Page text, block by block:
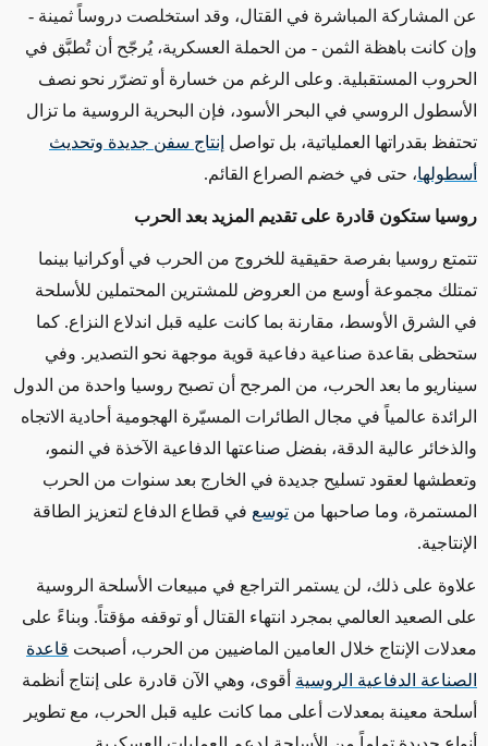
عن المشاركة المباشرة في القتال، وقد استخلصت دروساً ثمينة -
وإن كانت باهظة الثمن - من الحملة العسكرية، يُرجّح أن تُطبَّق في
الحروب المستقبلية. وعلى الرغم من خسارة أو تضرّر نحو نصف
الأسطول الروسي في البحر الأسود، فإن البحرية الروسية ما تزال
تحتفظ بقدراتها العملياتية، بل تواصل إنتاج سفن جديدة وتحديث
أسطولها، حتى في خضم الصراع القائم.
روسيا ستكون قادرة على تقديم المزيد بعد الحرب
تتمتع روسيا بفرصة حقيقية للخروج من الحرب في أوكرانيا بينما
تمتلك مجموعة أوسع من العروض للمشترين المحتملين للأسلحة
في الشرق الأوسط، مقارنة بما كانت عليه قبل اندلاع النزاع. كما
ستحظى بقاعدة صناعية دفاعية قوية موجهة نحو التصدير . وفي
سيناريو ما بعد الحرب، من المرجح أن تصبح روسيا واحدة من الدول
الرائدة عالمياً في مجال الطائرات المسيّرة الهجومية أحادية الاتجاه
والذخائر عالية الدقة، بفضل صناعتها الدفاعية الآخذة في النمو،
وتعطشها لعقود تسليح جديدة في الخارج بعد سنوات من الحرب
المستمرة، وما صاحبها من توسعفي قطاع الدفاع لتعزيز الطاقة
الإنتاجية.
علاوة على ذلك، لن يستمر التراجع في مبيعات الأسلحة الروسية
على الصعيد العالمي بمجرد انتهاء القتال أو توقفه مؤقتاً. وبناءً على
معدلات الإنتاج خلال العامين الماضيين من الحرب، أصبحت قاعدة
الصناعة الدفاعية الروسيةأقوى، وهي الآن قادرة على إنتاج أنظمة
أسلحة معينة بمعدلات أعلى مما كانت عليه قبل الحرب، مع تطوير